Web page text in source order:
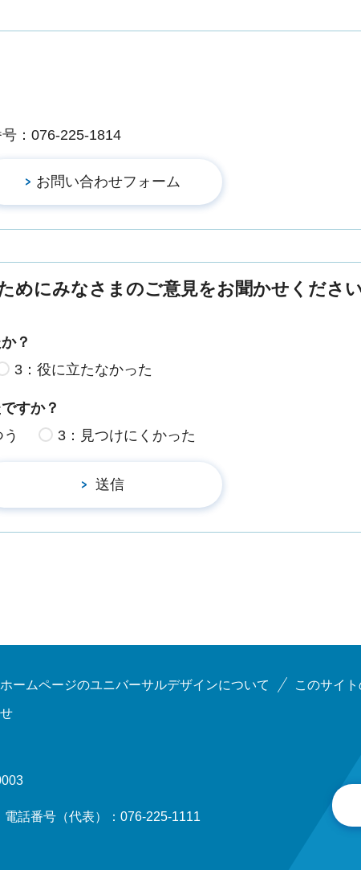
：076-225-1814
めにみなさまのご意見をお聞かせくださ
？
3：役に立たなかった
すか？
3：見つけにくかった
ホームページのユニバーサルデザインについて このサイ
電話番号（代表）：076-225-1111